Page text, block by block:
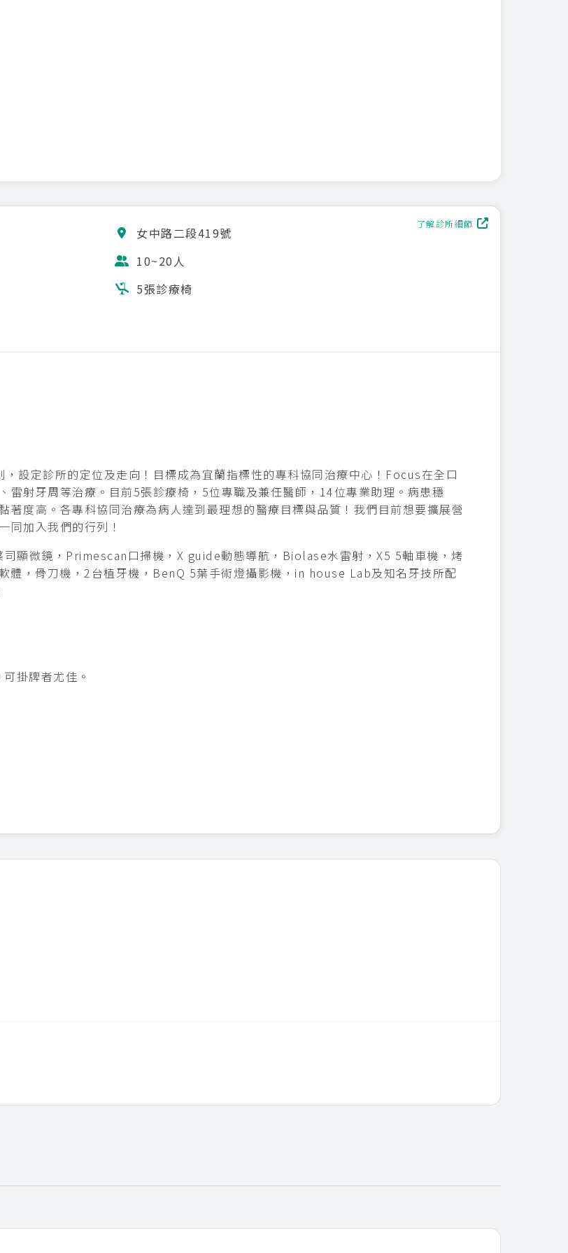
了解診所細節
女中路二段419號
10~20人
5張診療椅
設定診所的定位及走向！目標成為宜蘭指標性的專科協同治療中心！Focus在全口
雷射牙周等治療。目前5張診療椅，5位專職及兼任醫師，14位專業助理。病患穩
著度高。各專科協同治療為病人達到最理想的醫療目標與品質！我們目前想要擴展營
同加入我們的行列！
顯微鏡，Primescan口掃機，X guide動態導航，Biolase水雷射，X5 5軸車機，烤
體，骨刀機，2台植牙機，BenQ 5葉手術燈攝影機，in house Lab及知名牙技所配
掛牌者尤佳。